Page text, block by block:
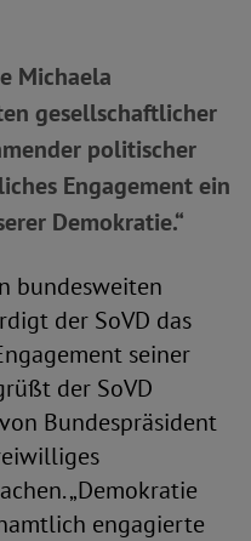
Michaela
gesellschaftlicher
politischer
Engagement ein
Demokratie.“
bundesweiten
der SoVD das
seiner
der SoVD
Bundespräsident
„Demokratie
engagierte